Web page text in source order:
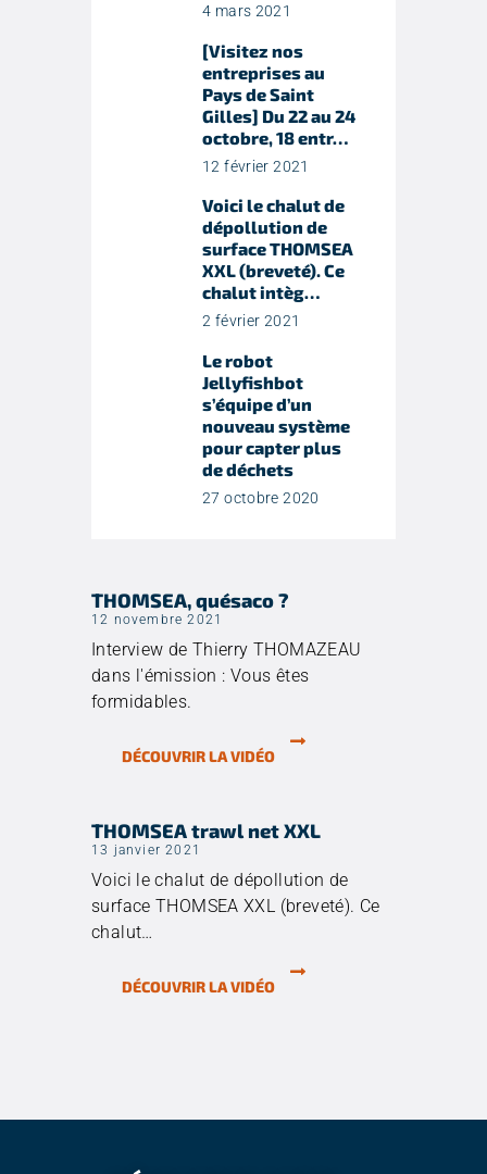
4 mars 2021
[Visitez nos
entreprises au
Pays de Saint
Gilles] Du 22 au 24
octobre, 18 entr…
12 février 2021
Voici le chalut de
dépollution de
surface THOMSEA
XXL (breveté). Ce
chalut intèg…
2 février 2021
Le robot
Jellyfishbot
s’équipe d’un
nouveau système
pour capter plus
de déchets
27 octobre 2020
THOMSEA, quésaco ?
12 novembre 2021
Interview de Thierry THOMAZEAU
dans l'émission : Vous êtes
formidables.
DÉCOUVRIR LA VIDÉO
THOMSEA trawl net XXL
13 janvier 2021
Voici le chalut de dépollution de
surface THOMSEA XXL (breveté). Ce
chalut…
DÉCOUVRIR LA VIDÉO